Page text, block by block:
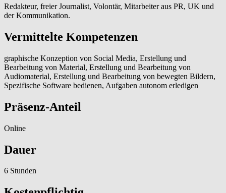
Redakteur, freier Journalist, Volontär, Mitarbeiter aus PR, UK und
der Kommunikation.
Vermittelte Kompetenzen
graphische Konzeption von Social Media, Erstellung und
Bearbeitung von Material, Erstellung und Bearbeitung von
Audiomaterial, Erstellung und Bearbeitung von bewegten Bildern,
Spezifische Software bedienen, Aufgaben autonom erledigen
Präsenz-Anteil
Online
Dauer
6 Stunden